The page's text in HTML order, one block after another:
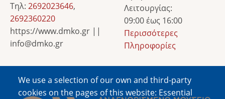
We use a selection of our own and third-party
cookies on the pages of this website: Essential
Τηλ: 2692023646,
2692360220
https://www.dmko.gr ||
info@dmko.gr
Λειτουργίας:
09:00 έως 16:00
Περισσότερες
Πληροφορίες
Image